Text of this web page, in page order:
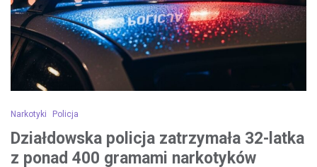
Narkotyki Policja
Działdowska policja zatrzymała 32-latka
z ponad 400 gramami narkotyków